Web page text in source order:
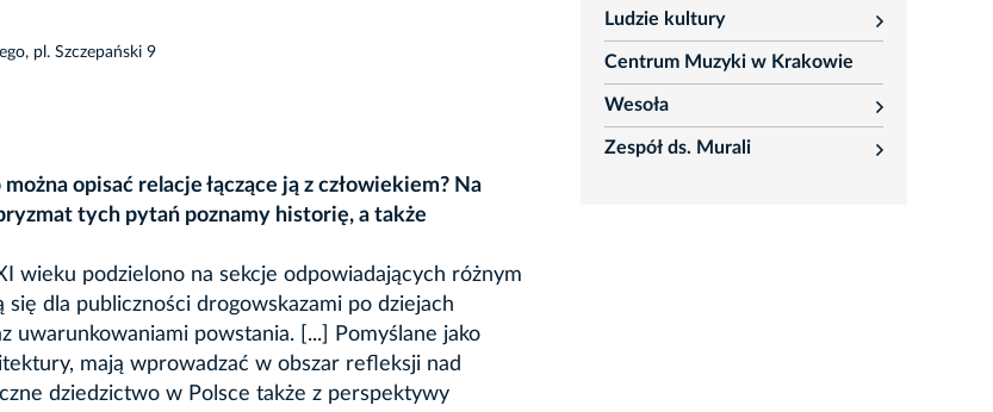
pl. Szczepański 9
opisać relacje łączące ją z człowiekiem? Na
tych pytań poznamy historię, a także
podzielono na sekcje odpowiadających różnym
dla publiczności drogowskazami po dziejach
powstania. [...] Pomyślane jako
mają wprowadzać w obszar refleksji nad
dziedzictwo w Polsce także z perspektywy
Ludzie kultury
rozwiń
Centrum Muzyki w Krakowie
Wesoła
rozwiń
Zespół ds. Murali
rozwiń